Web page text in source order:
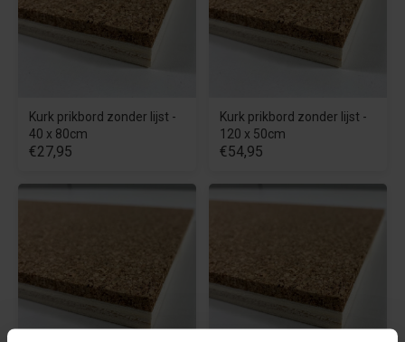
Kurk prikbord zonder lijst -
40 x 80cm
€27,95
Kurk prikbord zonder lijst -
120 x 50cm
€54,95